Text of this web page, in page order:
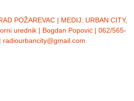
POŽAREVAC | MEDIJ: URBAN CITY,
urednik | Bogdan Popović | 062/565-
radiourbancity@gmail.com